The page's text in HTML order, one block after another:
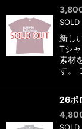
新し
Tシ
素材
す。
26ポ